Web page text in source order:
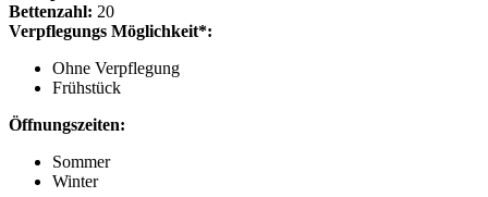
Bettenzahl: 20
Verpflegungs Möglichkeit*:
Ohne Verpflegung
Frühstück
Öffnungszeiten:
Sommer
Winter